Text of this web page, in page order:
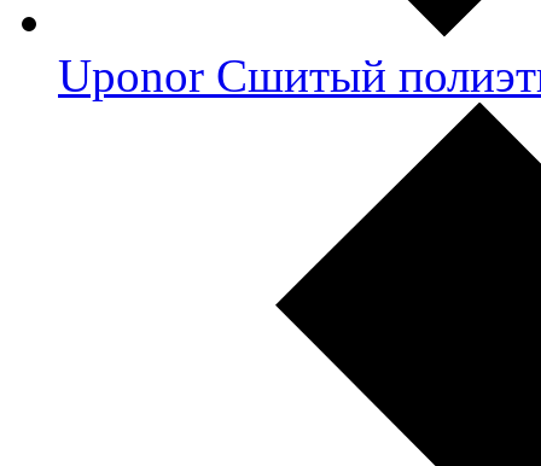
Uponor Сшитый